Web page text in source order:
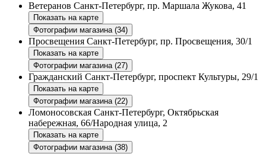
Ветеранов Санкт-Петербург, пр. Маршала Жукова, 41
Показать на карте
Фотографии магазина (34)
Просвещения Санкт-Петербург, пр. Просвещения, 30/1
Показать на карте
Фотографии магазина (27)
Гражданский Санкт-Петербург, проспект Культуры, 29/1
Показать на карте
Фотографии магазина (22)
Ломоносовская Санкт-Петербург, Октябрьская
набережная, 66/Народная улица, 2
Показать на карте
Фотографии магазина (38)